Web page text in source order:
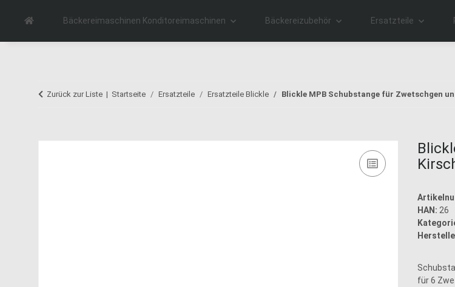
Bäckereimaschinen Konditoreimaschinen Bäckereizubehör Ersatzteile
Zurück zur Liste Startseite Ersatzteile Ersatzteile Blickle Blickle MPB Schubstange für Zwetschgen
HAN: 26
für 6